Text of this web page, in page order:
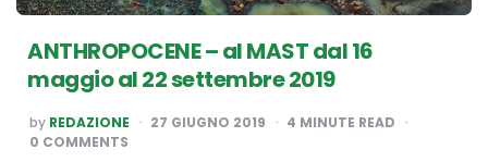
ANTHROPOCENE – al MAST dal 16
maggio al 22 settembre 2019
POSTED
BY
by REDAZIONE 27 GIUGNO 2019 4 MINUTE READ
0 COMMENTS